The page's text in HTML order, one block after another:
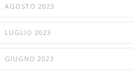
AGOSTO 2023
LUGLIO 2023
GIUGNO 2023